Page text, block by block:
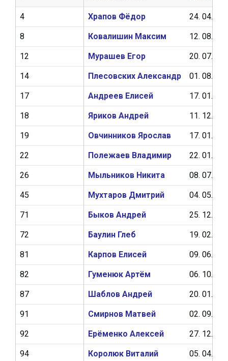
Храпов Фёдор 24. 04.
Ковалишин Максим 12. 08.
Мурашев Егор 20. 07.
Плесовских Александр 01. 08.
Андреев Елисей 17. 01.
Яриков Андрей 11. 12.
Овчинников Ярослав 17. 01.
Полежаев Владимир 22. 01.
Мыльников Никита 08. 07.
Мухтаров Дмитрий 04. 05.
Быков Андрей 25. 12.
Баулин Глеб 19. 02.
Карпов Елисей 09. 06.
Гуменюк Артём 06. 10.
Шаблов Андрей 20. 01.
Смирнов Матвей 02. 09.
Ерёменко Алексей 27. 12.
Королюк Виталий 05. 04.
4
8
12
14
17
18
19
22
26
45
71
72
81
82
87
91
92
94